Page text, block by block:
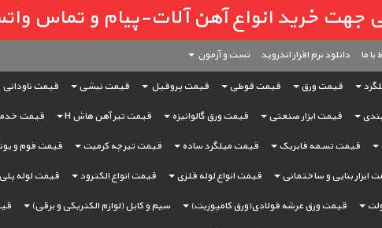
خرید انواع آهن آلات-پیام و تماس واتس آپ :
با ما دانلود نرم افزار اندروید تست و آزمون
قیمت ورق قیمت قوطی قیمت پروفیل قیمت نبشی قیمت ناودانی
قیمت ابزار صنعتی قیمت ورق گالوانیزه قیمت تیر آهن هاش H قیمت
قیمت تسمه فابریک قیمت میلگرد ساده قیمت تیرچه کرمیت قیمت فوم و
ابزار بنایی و ساختمانی قیمت انواع لوله فلزی قیمت انواع الکترود قیمت لوله پلی
قیمت ورق عرشه فولادی(ورق کامپوزیت) سیم و کابل (لوازم الکتریکی و برقی)